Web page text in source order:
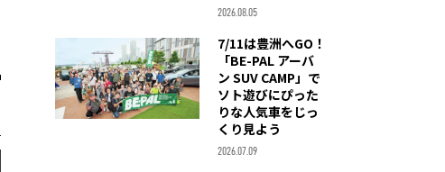
2026.08.05
7/11は豊洲へGO！
「BE-PAL アーバ
ン SUV CAMP」で
ソト遊びにぴった
りな人気車をじっ
くり見よう
2026.07.09